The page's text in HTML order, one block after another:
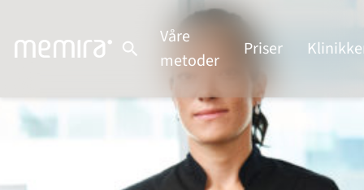
innhold
Våre
metoder
Priser